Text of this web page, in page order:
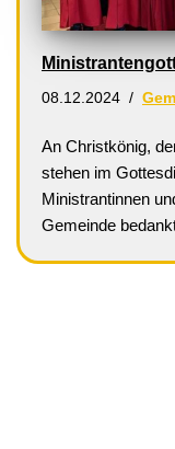
08.12.2024
An Christkönig,
stehen im
Ministrantinnen
Gemeinde